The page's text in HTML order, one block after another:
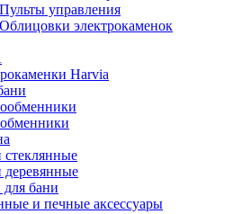
Пульты управления
Облицовки электрокаменок
Harvia
стеклянные
деревянные
для бани
и печные аксессуары